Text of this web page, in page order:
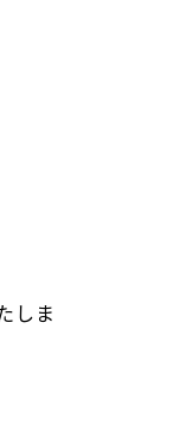
しま